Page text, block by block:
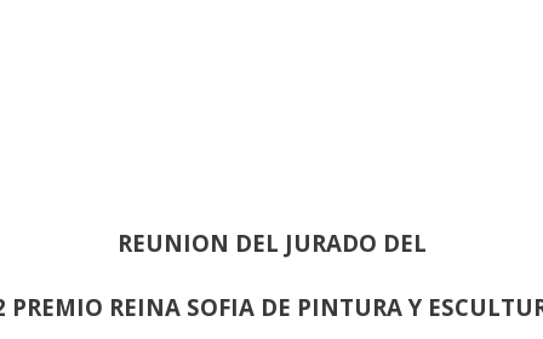
REUNION DEL JURADO DEL
PREMIO REINA SOFIA DE PINTURA Y